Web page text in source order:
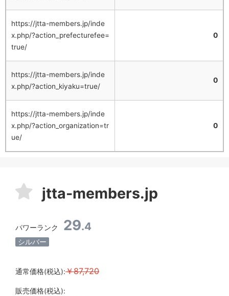
https://jtta-members.jp/inde
x.php/?action_prefecturefee=
true/
0
https://jtta-members.jp/inde
x.php/?action_kiyaku=true/
0
https://jtta-members.jp/inde
x.php/?action_organization=tr
ue/
0
jtta-members.jp
パワーランク 29.4
シルバー
通常価格(税込):￥87,720
販売価格(税込):